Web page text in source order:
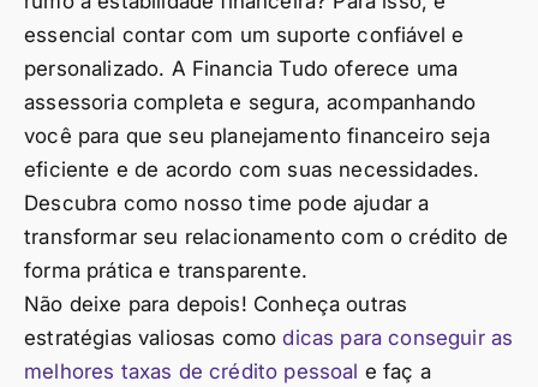
essencial contar com um suporte confiável e
personalizado. A Financia Tudo oferece uma
assessoria completa e segura, acompanhando
você para que seu planejamento financeiro seja
eficiente e de acordo com suas necessidades.
Descubra como nosso time pode ajudar a
transformar seu relacionamento com o crédito de
forma prática e transparente.
Não deixe para depois! Conheça outras
estratégias valiosas comodicas para conseguir as
melhores taxas de crédito pessoal e faç a